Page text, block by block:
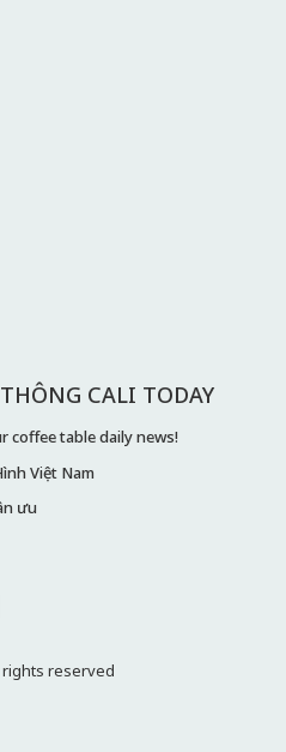
CALI TODAY
coffee table daily news!
Việt Nam
ưu
reserved